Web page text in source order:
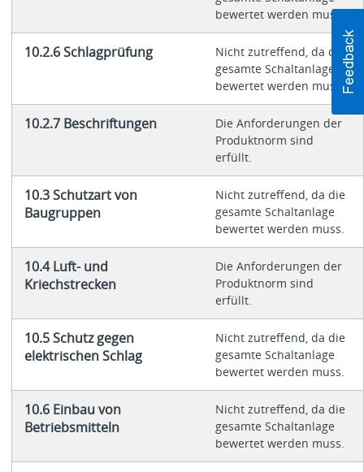
bewertet werden muss.
10.2.6 Schlagprüfung
Nicht zutreffend, da die
gesamte Schaltanlage
bewertet werden muss.
10.2.7 Beschriftungen
Die Anforderungen der
Produktnorm sind
erfüllt.
10.3 Schutzart von
Baugruppen
Nicht zutreffend, da die
gesamte Schaltanlage
bewertet werden muss.
10.4 Luft- und
Kriechstrecken
Die Anforderungen der
Produktnorm sind
erfüllt.
10.5 Schutz gegen
elektrischen Schlag
Nicht zutreffend, da die
gesamte Schaltanlage
bewertet werden muss.
10.6 Einbau von
Betriebsmitteln
Nicht zutreffend, da die
gesamte Schaltanlage
bewertet werden muss.